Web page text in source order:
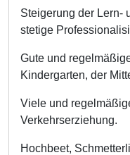
Steigerung der Lern-
stetige
Gute und
Kindergarten, der
Viele und
Verkehrserziehung.
Hochbeet,